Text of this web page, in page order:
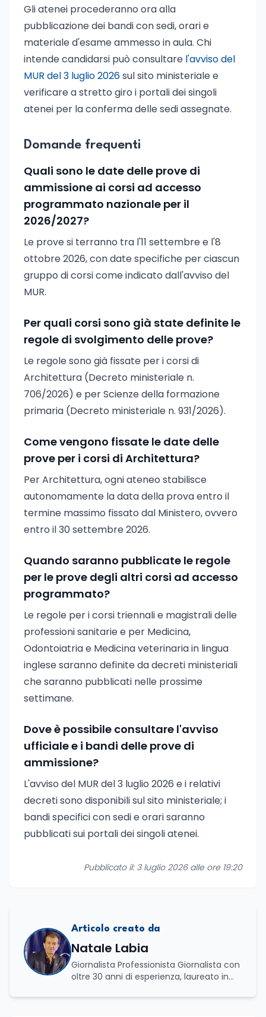
Gli atenei procederanno ora alla
pubblicazione dei bandi con sedi, orari e
materiale d'esame ammesso in aula. Chi
intende candidarsi può consultare l'avviso del
MUR del 3 luglio 2026sul sito ministeriale e
verificare a stretto giro i portali dei singoli
atenei per la conferma delle sedi assegnate.
Domande frequenti
Quali sono le date delle prove di
ammissione ai corsi ad accesso
programmato nazionale per il
2026/2027?
Le prove si terranno tra l'11 settembre e l'8
ottobre 2026, con date specifiche per ciascun
gruppo di corsi come indicato dall'avviso del
MUR.
Per quali corsi sono già state definite le
regole di svolgimento delle prove?
Le regole sono già fissate per i corsi di
Architettura (Decreto ministeriale n.
706/2026) e per Scienze della formazione
primaria (Decreto ministeriale n. 931/2026).
Come vengono fissate le date delle
prove per i corsi di Architettura?
Per Architettura, ogni ateneo stabilisce
autonomamente la data della prova entro il
termine massimo fissato dal Ministero, ovvero
entro il 30 settembre 2026.
Quando saranno pubblicate le regole
per le prove degli altri corsi ad accesso
programmato?
Le regole per i corsi triennali e magistrali delle
professioni sanitarie e per Medicina,
Odontoiatria e Medicina veterinaria in lingua
inglese saranno definite da decreti ministeriali
che saranno pubblicati nelle prossime
settimane.
Dove è possibile consultare l'avviso
ufficiale e i bandi delle prove di
ammissione?
L'avviso del MUR del 3 luglio 2026 e i relativi
decreti sono disponibili sul sito ministeriale; i
bandi specifici con sedi e orari saranno
pubblicati sui portali dei singoli atenei.
Pubblicato il: 3 luglio 2026 alle ore 19:20
Articolo creato da
Natale Labia
Giornalista Professionista Giornalista con
oltre 30 anni di esperienza, laureato in
all’Università La Sapienza di Roma,